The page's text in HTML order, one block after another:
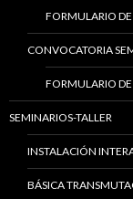
FORMULARIO DE
CONVOCATORIA
FORMULARIO DE
SEMINARIOS-TALLER
INSTALACIÓN
BÁSICA